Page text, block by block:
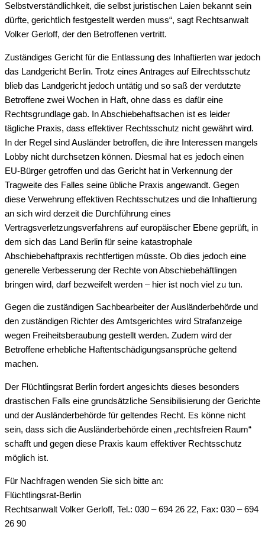
Selbstverständlichkeit, die selbst juristischen Laien bekannt sein
dürfte, gerichtlich festgestellt werden muss“, sagt Rechtsanwalt
Volker Gerloff, der den Betroffenen vertritt.
Zuständiges Gericht für die Entlassung des Inhaftierten war jedoch
das Landgericht Berlin. Trotz eines Antrages auf Eilrechtsschutz
blieb das Landgericht jedoch untätig und so saß der verdutzte
Betroffene zwei Wochen in Haft, ohne dass es dafür eine
Rechtsgrundlage gab. In Abschiebehaftsachen ist es leider
tägliche Praxis, dass effektiver Rechtsschutz nicht gewährt wird.
In der Regel sind Ausländer betroffen, die ihre Interessen mangels
Lobby nicht durchsetzen können. Diesmal hat es jedoch einen
EU-Bürger getroffen und das Gericht hat in Verkennung der
Tragweite des Falles seine übliche Praxis angewandt. Gegen
diese Verwehrung effektiven Rechtsschutzes und die Inhaftierung
an sich wird derzeit die Durchführung eines
Vertragsverletzungsverfahrens auf europäischer Ebene geprüft, in
dem sich das Land Berlin für seine katastrophale
Abschiebehaftpraxis rechtfertigen müsste. Ob dies jedoch eine
generelle Verbesserung der Rechte von Abschiebehäftlingen
bringen wird, darf bezweifelt werden – hier ist noch viel zu tun.
Gegen die zuständigen Sachbearbeiter der Ausländerbehörde und
den zuständigen Richter des Amtsgerichtes wird Strafanzeige
wegen Freiheitsberaubung gestellt werden. Zudem wird der
Betroffene erhebliche Haftentschädigungsansprüche geltend
machen.
Der Flüchtlingsrat Berlin fordert angesichts dieses besonders
drastischen Falls eine grundsätzliche Sensibilisierung der Gerichte
und der Ausländerbehörde für geltendes Recht. Es könne nicht
sein, dass sich die Ausländerbehörde einen „rechtsfreien Raum“
schafft und gegen diese Praxis kaum effektiver Rechtsschutz
möglich ist.
Für Nachfragen wenden Sie sich bitte an:
Flüchtlingsrat-Berlin
Rechtsanwalt Volker Gerloff, Tel.: 030 – 694 26 22, Fax: 030 – 694
26 90